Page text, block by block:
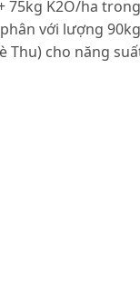
75kg K2O/ha trong
với lượng
Thu) cho năng